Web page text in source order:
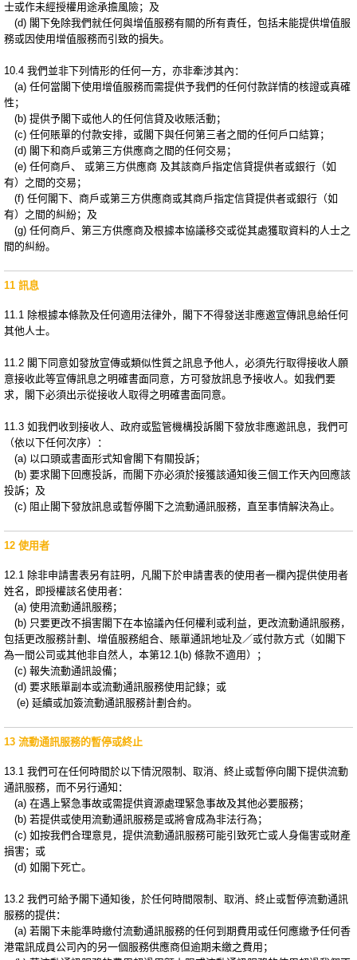
士或作未經授權用途承擔風險；及
(d) 閣下免除我們就任何與增值服務有關的所有責任，包括未能提供增值服
務或因使用增值服務而引致的損失。
10.4 我們並非下列情形的任何一方，亦非牽涉其內：
(a) 任何當閣下使用增值服務而需提供予我們的任何付款詳情的核證或真確
性；
(b) 提供予閣下或他人的任何信貸及收賬活動；
(c) 任何賬單的付款安排，或閣下與任何第三者之間的任何戶口結算；
(d) 閣下和商戶或第三方供應商之間的任何交易；
(e) 任何商戶、 或第三方供應商 及其該商戶指定信貸提供者或銀行（如
有）之間的交易；
(f) 任何閣下、商戶或第三方供應商或其商戶指定信貸提供者或銀行（如
有）之間的糾紛；及
(g) 任何商戶、第三方供應商及根據本協議移交或從其處獲取資料的人士之
間的糾紛。
11 訊息
11.1 除根據本條款及任何適用法律外，閣下不得發送非應邀宣傳訊息給任何
其他人士。
11.2 閣下同意如發放宣傳或類似性質之訊息予他人，必須先行取得接收人願
意接收此等宣傳訊息之明確書面同意，方可發放訊息予接收人。如我們要
求，閣下必須出示從接收人取得之明確書面同意。
11.3 如我們收到接收人、政府或監管機構投訴閣下發放非應邀訊息，我們可
（依以下任何次序）：
(a) 以口頭或書面形式知會閣下有關投訴；
(b) 要求閣下回應投訴，而閣下亦必須於接獲該通知後三個工作天內回應該
投訴；及
(c) 阻止閣下發放訊息或暫停閣下之流動通訊服務，直至事情解決為止。
12 使用者
12.1 除非申請書表另有註明，凡閣下於申請書表的使用者一欄內提供使用者
姓名，即授權該名使用者：
(a) 使用流動通訊服務；
(b) 只要更改不損害閣下在本協議內任何權利或利益，更改流動通訊服務，
包括更改服務計劃、增值服務組合、賬單通訊地址及／或付款方式（如閣下
為一間公司或其他非自然人，本第12.1(b) 條款不適用）；
(c) 報失流動通訊設備；
(d) 要求賬單副本或流動通訊服務使用記錄；或
(e) 延續或加簽流動通訊服務計劃合約。
13 流動通訊服務的暫停或終止
13.1 我們可在任何時間於以下情況限制、取消、終止或暫停向閣下提供流動
通訊服務，而不另行通知：
(a) 在遇上緊急事故或需提供資源處理緊急事故及其他必要服務；
(b) 若提供或使用流動通訊服務是或將會成為非法行為；
(c) 如按我們合理意見，提供流動通訊服務可能引致死亡或人身傷害或財產
損害；或
(d) 如閣下死亡。
13.2 我們可給予閣下通知後，於任何時間限制、取消、終止或暫停流動通訊
服務的提供：
(a) 若閣下未能準時繳付流動通訊服務的任何到期費用或任何應繳予任何香
港電訊成員公司內的另一個服務供應商但逾期未繳之費用；